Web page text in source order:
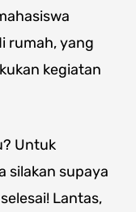
rumah, yang
kegiatan
Untuk
silakan supaya
Lantas,